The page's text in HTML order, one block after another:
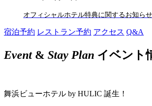
オフィシャルホテル特典に関するお知らせ
宿泊予約 レストラン予約 アクセス Q&A
Event& Stay Plan イベント
舞浜ビューホテル by HULIC 誕生！